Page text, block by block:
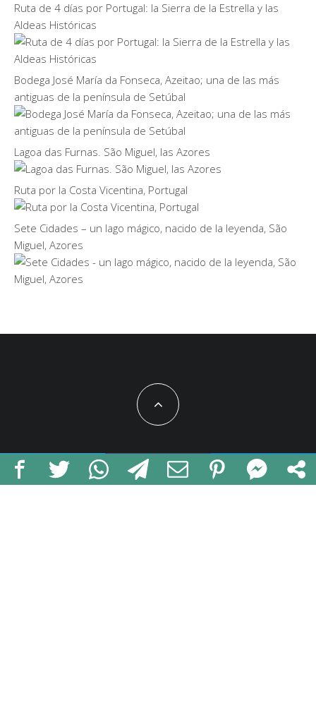
Ruta de 4 días por Portugal: la Sierra de la Estrella y las
Aldeas Históricas
Bodega José María da Fonseca, Azeitao; una de las más
antiguas de la península de Setúbal
Lagoa das Furnas. São Miguel, las Azores
Ruta por la Costa Vicentina, Portugal
Sete Cidades – un lago mágico, nacido de la leyenda, São
Miguel, Azores